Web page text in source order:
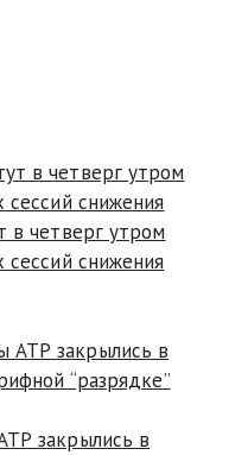
в четверг утром
сессий снижения
закрылись в